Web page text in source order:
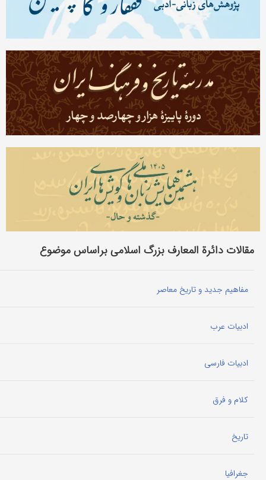
مقالات دائرة المعارف بزرگ اسلامی براساس موضوع
مفاهیم جدید و تاریخ معاصر
ادبیات عرب
ادبیات فارسی
کلام و فرق
تاریخ
جغرافیا